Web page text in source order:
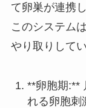
て卵巣が連携
このシステム
やり取りしてい
**卵胞期:**
れる卵胞刺